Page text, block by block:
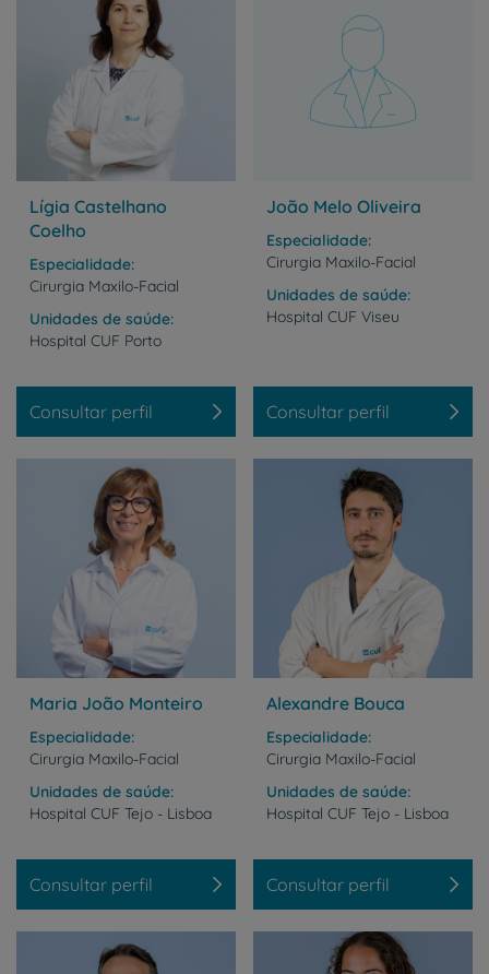
Lígia Castelhano
Coelho
Especialidade
Cirurgia Maxilo-Facial
Unidades de saúde
Hospital CUF Porto
Consultar perfil
João Melo Oliveira
Especialidade
Cirurgia Maxilo-Facial
Unidades de saúde
Hospital CUF Viseu
Consultar perfil
Maria João Monteiro
Especialidade
Cirurgia Maxilo-Facial
Unidades de saúde
Hospital CUF Tejo - Lisboa
Consultar perfil
Alexandre Bouca
Especialidade
Cirurgia Maxilo-Facial
Unidades de saúde
Hospital CUF Tejo - Lisboa
Consultar perfil